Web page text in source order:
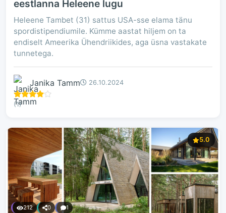
eestlanna Heleene lugu
Heleene Tambet (31) sattus USA-sse elama tänu
spordistipendiumile. Kümme aastat hiljem on ta
endiselt Ameerika Ühendriikides, aga üsna vastakate
tunnetega.
Janika Tamm 26.10.2024
(1)
5.0
212 0 1